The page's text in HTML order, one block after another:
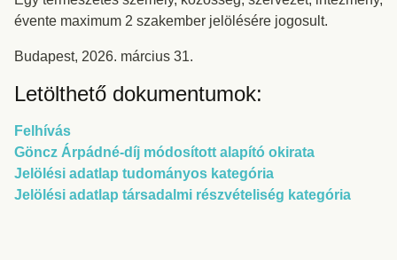
évente maximum 2 szakember jelölésére jogosult.
Budapest, 2026. március 31.
Letölthető dokumentumok:
Felhívás
Göncz Árpádné-díj módosított alapító okirata
Jelölési adatlap tudományos kategória
Jelölési adatlap társadalmi részvételiség kategória